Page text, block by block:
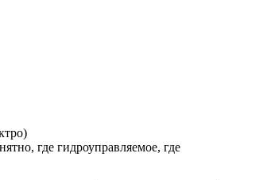
где гидроуправляемое, где